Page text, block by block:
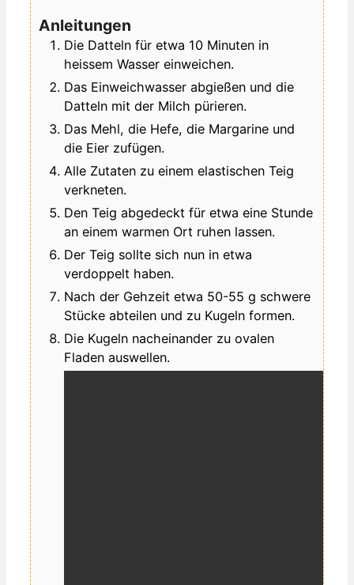
Anleitungen
Die Datteln für etwa 10 Minuten in
heissem Wasser einweichen.
Das Einweichwasser abgießen und die
Datteln mit der Milch pürieren.
Das Mehl, die Hefe, die Margarine und
die Eier zufügen.
Alle Zutaten zu einem elastischen Teig
verkneten.
Den Teig abgedeckt für etwa eine Stunde
an einem warmen Ort ruhen lassen.
Der Teig sollte sich nun in etwa
verdoppelt haben.
Nach der Gehzeit etwa 50-55 g schwere
Stücke abteilen und zu Kugeln formen.
Die Kugeln nacheinander zu ovalen
Fladen auswellen.